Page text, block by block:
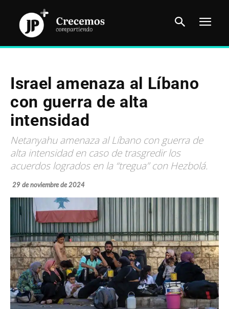
Israel amenaza al Líbano
con guerra de alta
intensidad
Netanyahu amenaza al Líbano con guerra de
alta intensidad en caso de trasgredir los
acuerdos logrados en la “tregua” con Hezbolá.
29 de noviembre de 2024